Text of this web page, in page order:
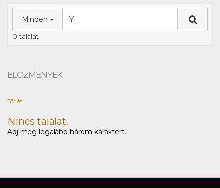
Minden
0 találat
ELŐZMÉNYEK
Törlés
Nincs találat.
Adj meg legalább három karaktert.